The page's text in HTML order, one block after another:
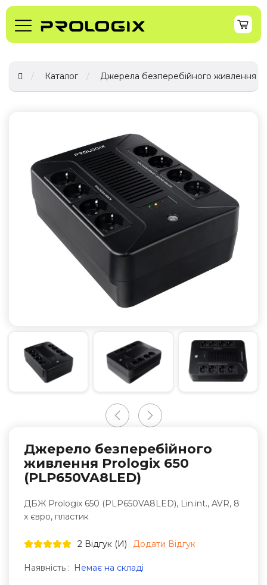
Каталог Джерела безперебійного живлення
Джерело безперебійного
живлення Prologix 650
(PLP650VA8LED)
ДБЖ Prologix 650 (PLP650VA8LED), Lin.int., AVR, 8
x євро, пластик
2 Відгук (и) Додати Відгук
Наявність : Немає на складі